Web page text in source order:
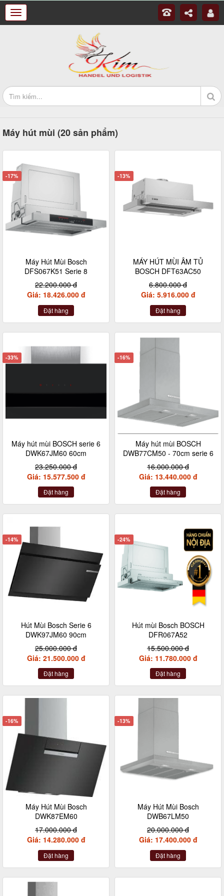
Máy hút mùi (20 sản phẩm)
-17%
Máy Hút Mùi Bosch
DFS067K51 Serie 8
22.200.000 đ
Giá: 18.426.000 đ
Đặt hàng
-13%
MÁY HÚT MÙI ÂM TỦ
BOSCH DFT63AC50
6.800.000 đ
Giá: 5.916.000 đ
Đặt hàng
-33%
Máy hút mùi BOSCH serie 6
DWK67JM60 60cm
23.250.000 đ
Giá: 15.577.500 đ
Đặt hàng
-16%
Máy hút mùi BOSCH
DWB77CM50 - 70cm serie 6
16.000.000 đ
Giá: 13.440.000 đ
Đặt hàng
-14%
Hút Mùi Bosch Serie 6
DWK97JM60 90cm
25.000.000 đ
Giá: 21.500.000 đ
Đặt hàng
-24%
Hút mùi Bosch BOSCH
DFR067A52
15.500.000 đ
Giá: 11.780.000 đ
Đặt hàng
-16%
Máy Hút Mùi Bosch
DWK87EM60
17.000.000 đ
Giá: 14.280.000 đ
Đặt hàng
-13%
Máy Hút Mùi Bosch
DWB67LM50
20.000.000 đ
Giá: 17.400.000 đ
Đặt hàng